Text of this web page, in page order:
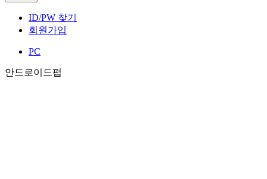
ID/PW 찾기
회원가입
PC
안드로이드펍